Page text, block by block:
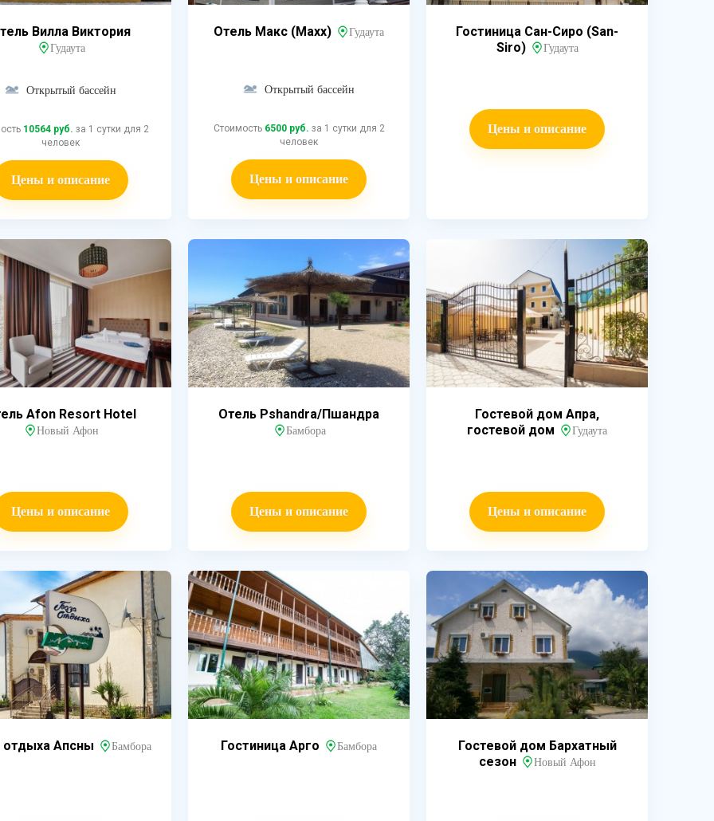
Вилла Виктория
Гудаута
Открытый бассейн
10564 руб. за 1 сутки для 2
человек
Цены и описание
Отель Макс (Maxx) Гудаута
Открытый бассейн
Стоимость 6500 руб. за 1 сутки для 2
человек
Цены и описание
Гостиница Сан-Сиро (San-
Siro)
Гудаута
Цены и описание
Afon Resort Hotel
Новый Афон
Цены и описание
Отель Pshandra/Пшандра
Бамбора
Цены и описание
Гостевой дом Апра,
гостевой дом
Гудаута
Цены и описание
отдыха Апсны Бамбора Гостиница Арго Бамбора
Гостевой дом Бархатный
сезон
Новый Афон